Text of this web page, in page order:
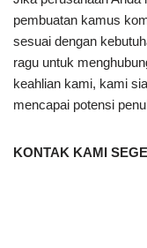
pembuatan kamus
sesuai dengan
ragu untuk
keahlian kami, kami
mencapai potensi
KONTAK KAMI